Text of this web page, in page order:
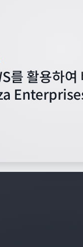
를 활용하